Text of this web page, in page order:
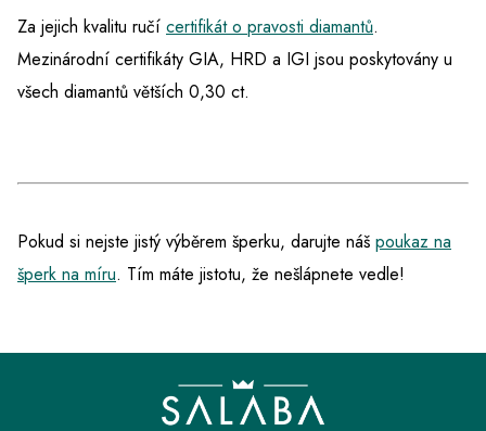
Za jejich kvalitu ručí certifikát o pravosti diamantů.
Mezinárodní certifikáty GIA, HRD a IGI jsou poskytovány u
všech diamantů větších 0,30 ct.
Pokud si nejste jistý výběrem šperku, darujte náš poukaz na
šperk na míru. Tím máte jistotu, že nešlápnete vedle!